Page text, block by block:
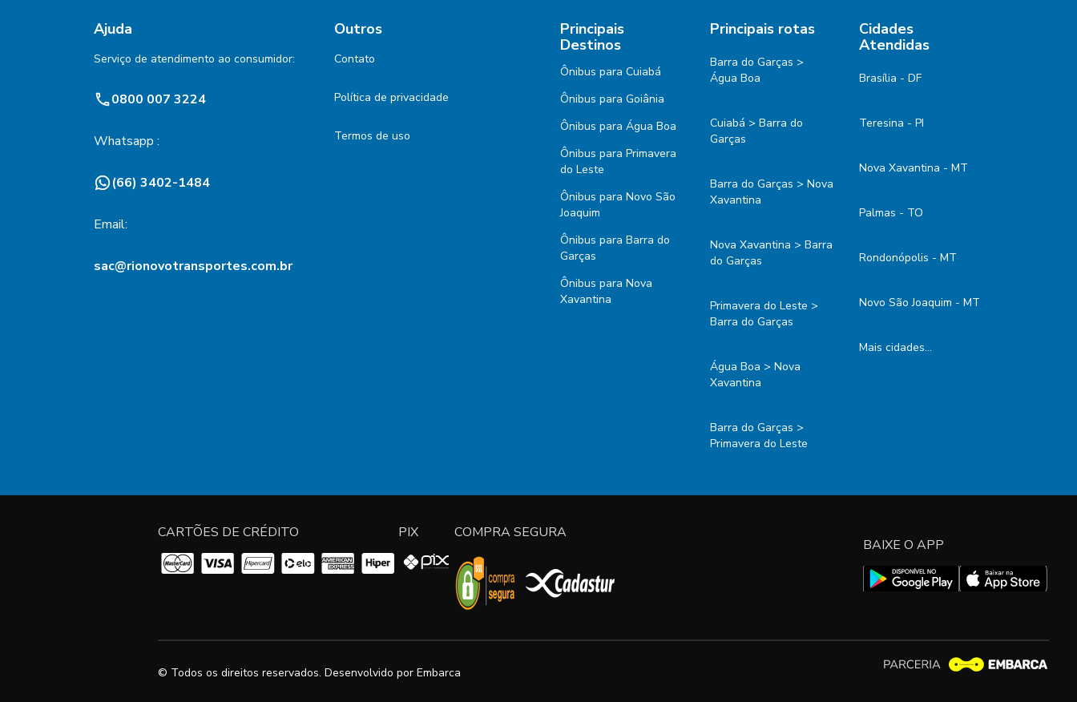
Ajuda
Serviço de atendimento ao consumidor:
0800 007 3224
Whatsapp :
(66) 3402-1484
Email:
sac@rionovotransportes.com.br
Outros
Contato
Política de privacidade
Termos de uso
Principais
Destinos
Ônibus para Cuiabá
Ônibus para Goiânia
Ônibus para Água Boa
Ônibus para Primavera
do Leste
Ônibus para Novo São
Joaquim
Ônibus para Barra do
Garças
Ônibus para Nova
Xavantina
Principais rotas
Barra do Garças >
Água Boa
Cuiabá > Barra do
Garças
Barra do Garças > Nova
Xavantina
Nova Xavantina > Barra
do Garças
Primavera do Leste >
Barra do Garças
Água Boa > Nova
Xavantina
Barra do Garças >
Primavera do Leste
Cidades
Atendidas
Brasília - DF
Teresina - PI
Nova Xavantina - MT
Palmas - TO
Rondonópolis - MT
Novo São Joaquim - MT
Mais cidades...
CARTÕES DE CRÉDITO PIX COMPRA SEGURA
BAIXE O APP
© Todos os direitos reservados. Desenvolvido por Embarca